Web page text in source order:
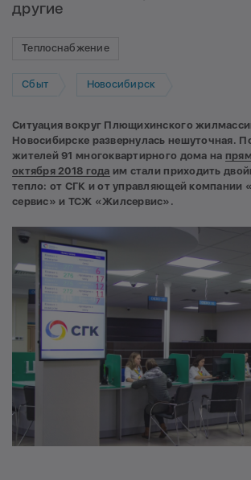
другие
Теплоснабжение
Сбыт Новосибирск
Ситуация вокруг Плющихинского
Новосибирске развернулась нешуточная.
жителей 91 многоквартирного дома на
октября 2018 года им стали приходить
тепло: от СГК и от управляющей компании
сервис» и ТСЖ «Жилсервис».